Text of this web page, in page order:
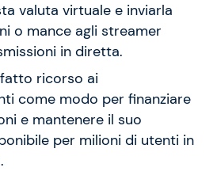
valuta virtuale e inviarla
o mance agli streamer
in diretta.
ricorso ai
come modo per finanziare
e mantenere il suo
per milioni di utenti in